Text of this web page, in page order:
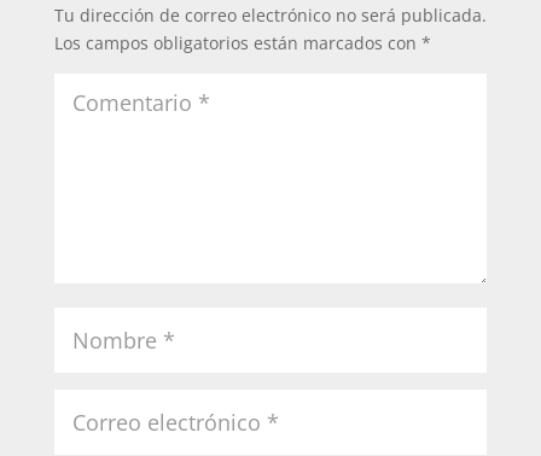
Tu dirección de correo electrónico no será publicada.
Los campos obligatorios están marcados con *